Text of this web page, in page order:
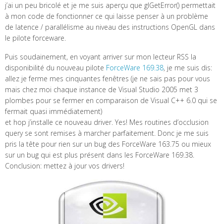
j’ai un peu bricolé et je me suis aperçu que glGetError() permettait
à mon code de fonctionner ce qui laisse penser à un problème
de latence / parallélisme au niveau des instructions OpenGL dans
le pilote forceware.
Puis soudainement, en voyant arriver sur mon lecteur RSS la
disponibilité du nouveau pilote ForceWare 169.38, je me suis dis:
allez je ferme mes cinquantes fenêtres (je ne sais pas pour vous
mais chez moi chaque instance de Visual Studio 2005 met 3
plombes pour se fermer en comparaison de Visual C++ 6.0 qui se
fermait quasi immédiatement)
et hop j’installe ce nouveau driver. Yes! Mes routines d’occlusion
query se sont remises à marcher parfaitement. Donc je me suis
pris la tête pour rien sur un bug des ForceWare 163.75 ou mieux
sur un bug qui est plus présent dans les ForceWare 169.38.
Conclusion: mettez à jour vos drivers!